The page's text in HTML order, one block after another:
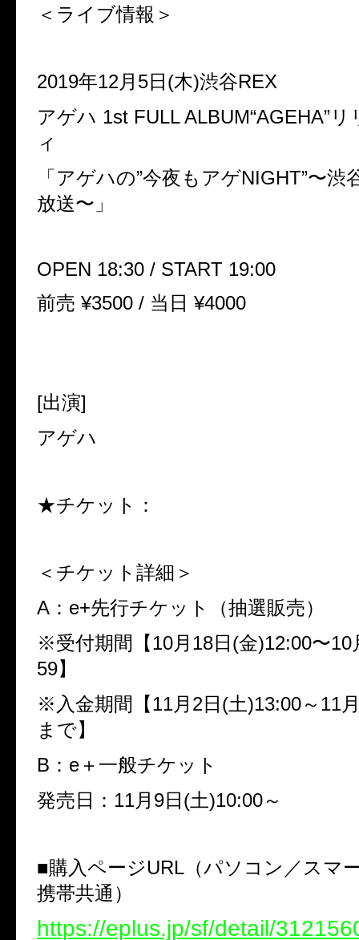
＜ライブ情報＞
2019年12月5日(木)渋谷REX
アゲハ 1st FULL ALBUM“AGEHA”
ィ
「アゲハの”今夜もアゲNIGHT”〜渋
放送〜」
OPEN 18:30 / START 19:00
前売 ¥3500 / 当日 ¥4000
[出演]
アゲハ
★チケット：
＜チケット詳細＞
A：e+先行チケット（抽選販売）
※受付期間【10月18日(金)12:00〜10
59】
※入金期間【11月2日(土)13:00～11
まで】
B：e＋一般チケット
発売日：11月9日(土)10:00～
■購入ページURL（パソコン／スマ
携帯共通）
https://eplus.jp/sf/detail/